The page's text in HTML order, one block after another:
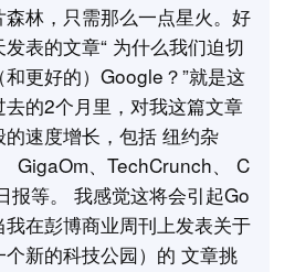
林，只需那么一点星火。好
表的文章“ 为什么我们迫切
更好的）Google？”就是这
的2个月里，对我这篇文章
速度增长，包括 纽约杂
GigaOm、TechCrunch、 C
报等。 我感觉这将会引起Go
在彭博商业周刊上发表关于
新的科技公园）的 文章挑